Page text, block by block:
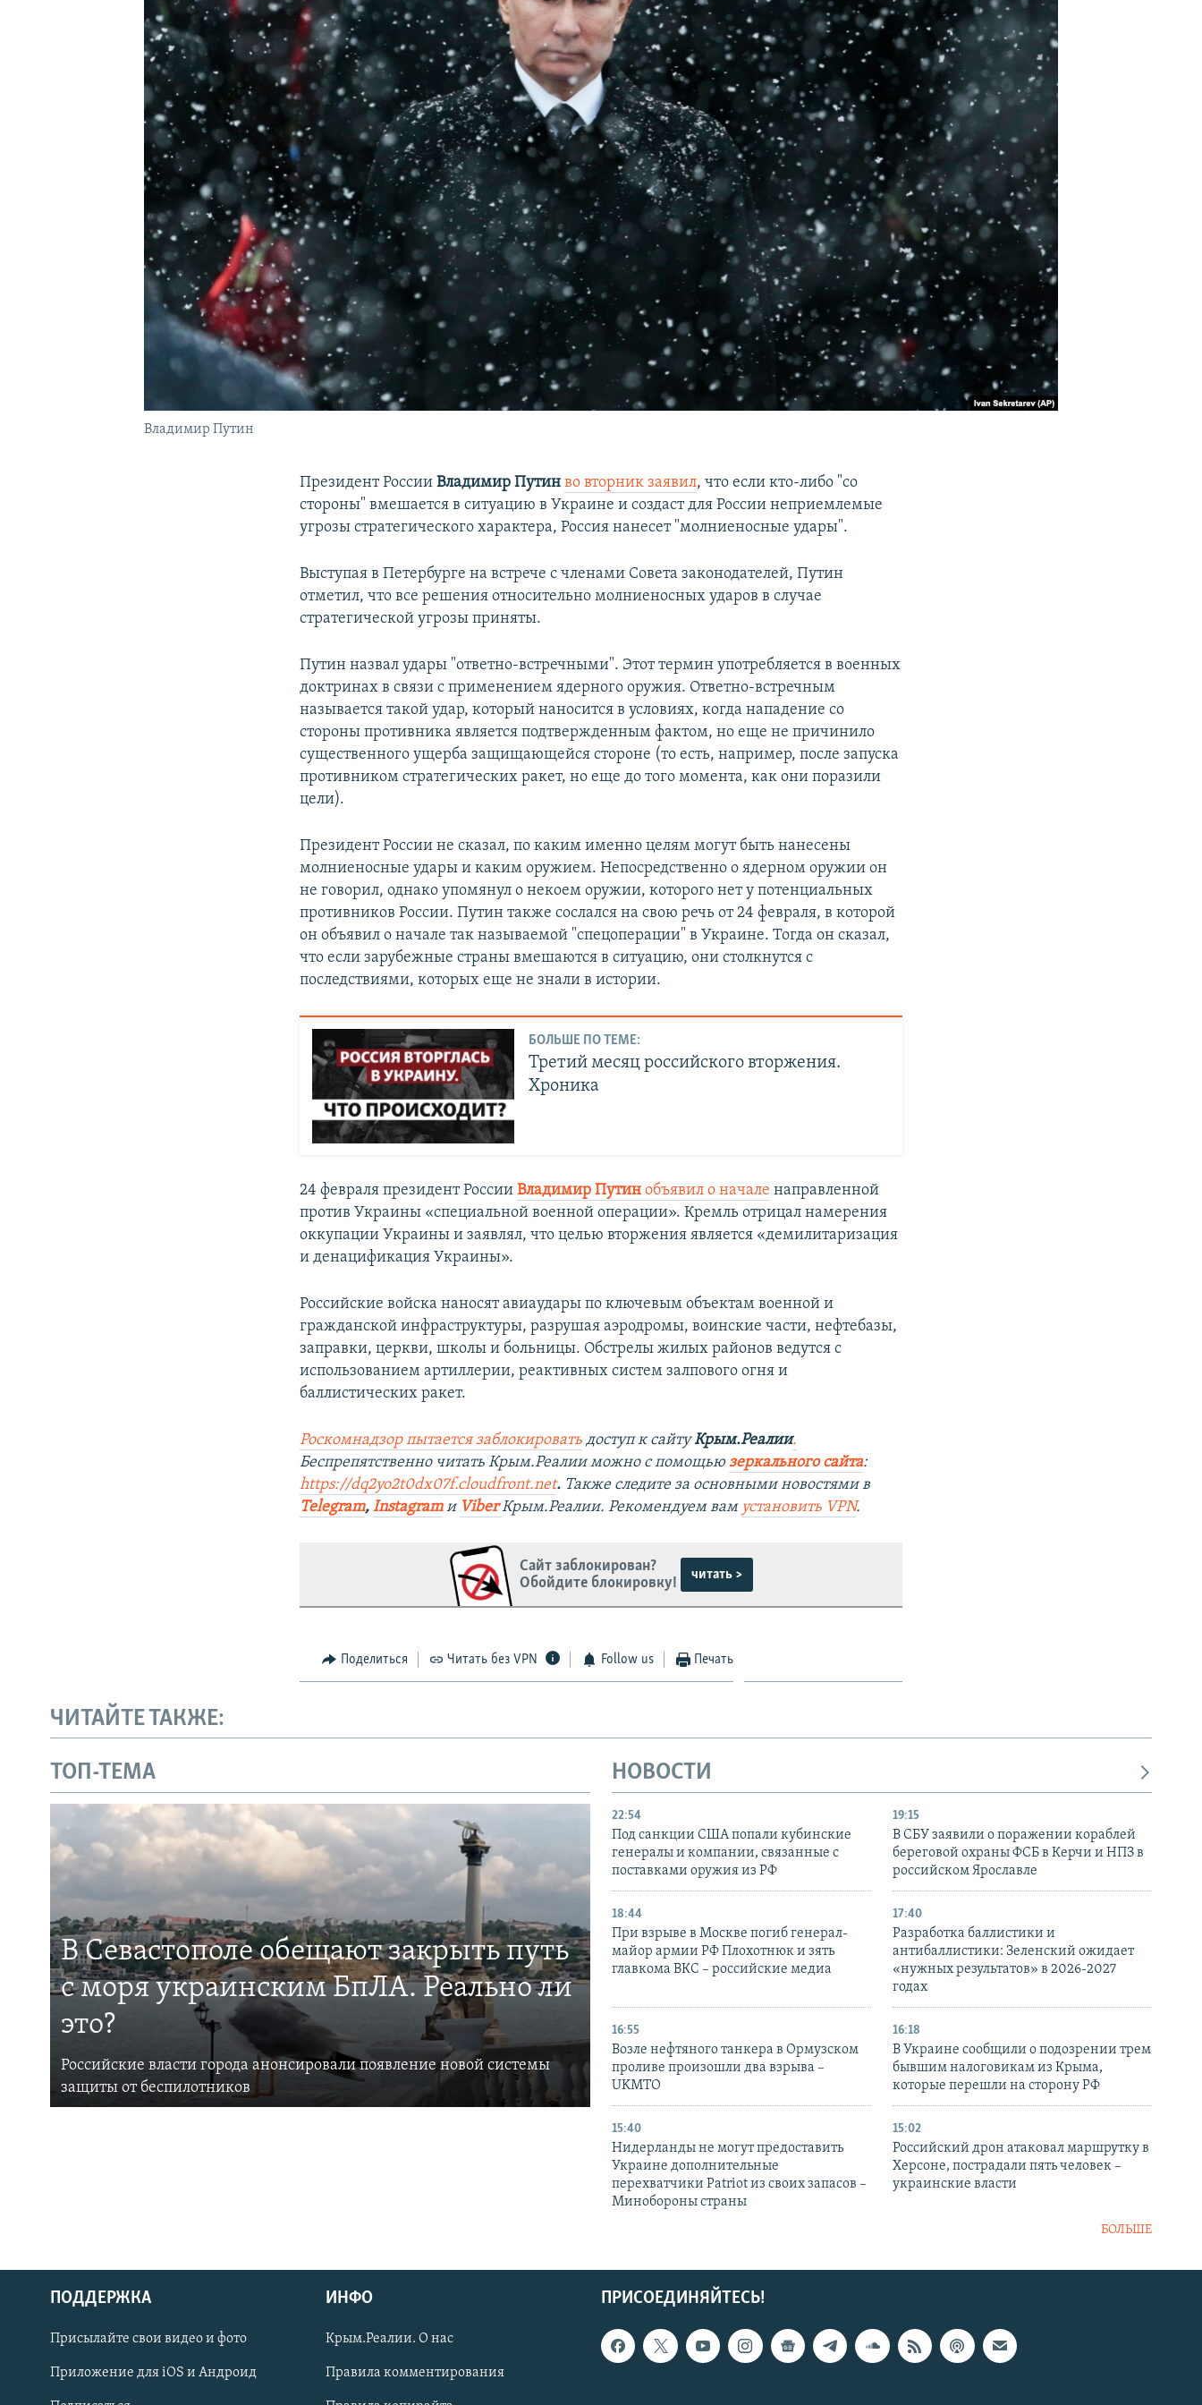
КРЫМ.НЕПОКОРЕННЫЙ
УКРАИНСКАЯ ПРОБЛЕМА КРЫМА
Українською
Qırımtatar
Владимир Путин
Президент РоссииВладимир Путинво вторник заявил, что если кто-либо "со
стороны" вмешается в ситуацию в Украине и создаст для России неприемлемые
угрозы стратегического характера, Россия нанесет "молниеносные удары".
Выступая в Петербурге на встрече с членами Совета законодателей, Путин
отметил, что все решения относительно молниеносных ударов в случае
стратегической угрозы приняты.
Путин назвал удары "ответно-встречными". Этот термин употребляется в военных
доктринах в связи с применением ядерного оружия. Ответно-встречным
называется такой удар, который наносится в условиях, когда нападение со
стороны противника является подтвержденным фактом, но еще не причинило
существенного ущерба защищающейся стороне (то есть, например, после запуска
противником стратегических ракет, но еще до того момента, как они поразили
цели).
Президент России не сказал, по каким именно целям могут быть нанесены
молниеносные удары и каким оружием. Непосредственно о ядерном оружии он
не говорил, однако упомянул о некоем оружии, которого нет у потенциальных
противников России. Путин также сослался на свою речь от 24 февраля, в которой
он объявил о начале так называемой "спецоперации" в Украине. Тогда он сказал,
что если зарубежные страны вмешаются в ситуацию, они столкнутся с
последствиями, которых еще не знали в истории.
БОЛЬШЕ ПО ТЕМЕ:
Третий месяц российского вторжения.
Хроника
24 февраля президент РоссииВладимир Путин объявил о начале направленной
против Украины «специальной военной операции». Кремль отрицал намерения
оккупации Украины и заявлял, что целью вторжения является «демилитаризация
и денацификация Украины».
Российские войска наносят авиаудары по ключевым объектам военной и
гражданской инфраструктуры, разрушая аэродромы, воинские части, нефтебазы,
заправки, церкви, школы и больницы. Обстрелы жилых районов ведутся с
использованием артиллерии, реактивных систем залпового огня и
баллистических ракет.
Роскомнадзор пытается заблокировать доступ к сайтуКрым.Реалии.
Беспрепятственно читать Крым.Реалии можно с помощьюзеркального сайта:
https://dq2yo2t0dx07f.cloudfront.net. Также следите за основными новостями в
Telegram, Instagramи ViberКрым.Реалии. Рекомендуем вам установить VPN.
Сайт заблокирован?
Обойдите блокировку!
читать >
Поделиться Читать без VPN Follow us Печать
ЧИТАЙТЕ ТАКЖЕ:
ТОП-ТЕМА
В Севастополе обещают закрыть путь
с моря украинским БпЛА. Реально ли
это?
Российские власти города анонсировали появление новой системы
защиты от беспилотников
НОВОСТИ
22:54
Под санкции США попали кубинские
генералы и компании, связанные с
поставками оружия из РФ
19:15
В СБУ заявили о поражении кораблей
береговой охраны ФСБ в Керчи и НПЗ в
российском Ярославле
18:44
При взрыве в Москве погиб генерал-
майор армии РФ Плохотнюк и зять
главкома ВКС – российские медиа
17:40
Разработка баллистики и
антибаллистики: Зеленский ожидает
«нужных результатов» в 2026-2027
годах
16:55
Возле нефтяного танкера в Ормузском
проливе произошли два взрыва –
UKMTO
16:18
В Украине сообщили о подозрении трем
бывшим налоговикам из Крыма,
которые перешли на сторону РФ
15:40
Нидерланды не могут предоставить
Украине дополнительные
перехватчики Patriot из своих запасов –
Минобороны страны
15:02
Российский дрон атаковал маршрутку в
Херсоне, пострадали пять человек –
украинские власти
БОЛЬШЕ
ПРИСОЕДИНЯЙТЕСЬ!
ПОДДЕРЖКА
Присылайте свои видео и фото
Приложение для iOS и Андроид
ИНФО
Крым.Реалии. О нас
Правила комментирования